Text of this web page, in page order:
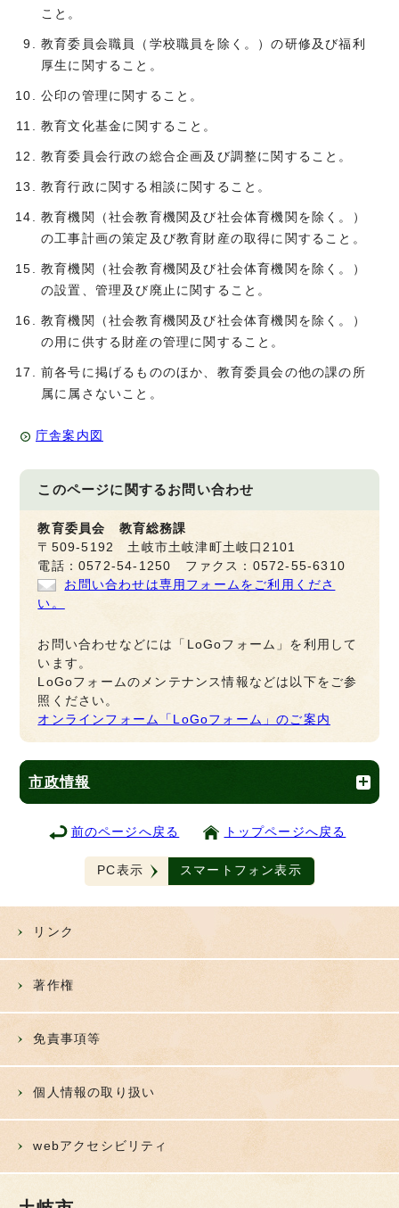
こと。
教育委員会職員（学校職員を除く。）の研修及び福利
厚生に関すること。
公印の管理に関すること。
教育文化基金に関すること。
教育委員会行政の総合企画及び調整に関すること。
教育行政に関する相談に関すること。
教育機関（社会教育機関及び社会体育機関を除く。）
の工事計画の策定及び教育財産の取得に関すること。
教育機関（社会教育機関及び社会体育機関を除く。）
の設置、管理及び廃止に関すること。
教育機関（社会教育機関及び社会体育機関を除く。）
の用に供する財産の管理に関すること。
前各号に掲げるもののほか、教育委員会の他の課の所
属に属さないこと。
庁舎案内図
このページに関するお問い合わせ
教育委員会 教育総務課
〒509-5192 土岐市土岐津町土岐口2101
電話：0572-54-1250 ファクス：0572-55-6310
お問い合わせは専用フォームをご利用くださ
い。
お問い合わせなどには「LoGoフォーム」を利用して
います。
LoGoフォームのメンテナンス情報などは以下をご参
照ください。
オンラインフォーム「LoGoフォーム」のご案内
市政情報
前のページへ戻る トップページへ戻る
PC表示 スマートフォン表示
リンク
著作権
免責事項等
個人情報の取り扱い
webアクセシビリティ